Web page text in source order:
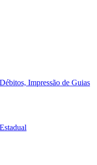
Impressão de Guias